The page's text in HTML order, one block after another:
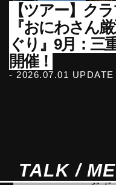
【ツアー】ク
『おにわさん
ぐり』9月：三
開催！
- 2026.07.01 UPDATE
TALK /